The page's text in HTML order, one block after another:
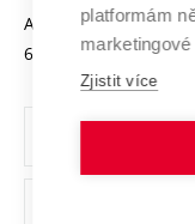
Projekty ze
Specifický výzkum
Organizační
Ochrana osobních
Antonínská 548/1
602 00 Brno
platformám
marketingové
Zjistit více